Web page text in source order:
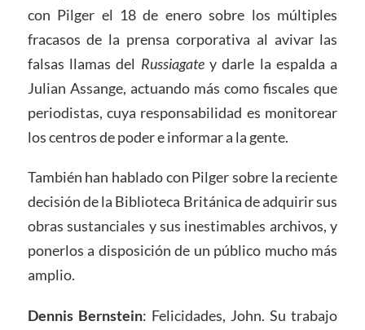
con Pilger el 18 de enero sobre los múltiples
fracasos de la prensa corporativa al avivar las
falsas llamas del Russiagatey darle la espalda a
Julian Assange, actuando más como fiscales que
periodistas, cuya responsabilidad es monitorear
los centros de poder e informar a la gente.
También han hablado con Pilger sobre la reciente
decisión de la Biblioteca Británica de adquirir sus
obras sustanciales y sus inestimables archivos, y
ponerlos a disposición de un público mucho más
amplio.
Dennis Bernstein: Felicidades, John. Su trabajo